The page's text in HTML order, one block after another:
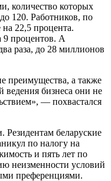
количество которых
120. Работников, по
22,5 процента.
9 процентов. А
раза, до 28 миллионов
преимущества, а также
ведения бизнеса они не
— похвастался
беларуские
по налогу на
и пять лет по
неизменности условий
преференциями.